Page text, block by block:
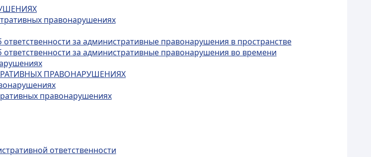
правонарушениях
ответственности за административные правонарушения в пространстве
ответственности за административные правонарушения во времени
ПРАВОНАРУШЕНИЯХ
правонарушениях
ответственности